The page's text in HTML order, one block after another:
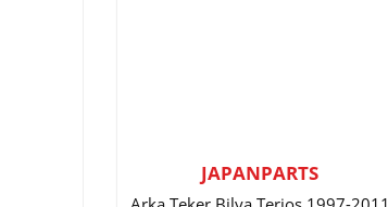
JAPANPARTS